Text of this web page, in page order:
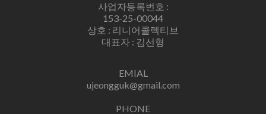
사업자등록번호 :
153-25-00044
상호 : 리니어콜렉티브
대표자 : 김선형
EMIAL
ujeongguk@gmail.com
PHONE